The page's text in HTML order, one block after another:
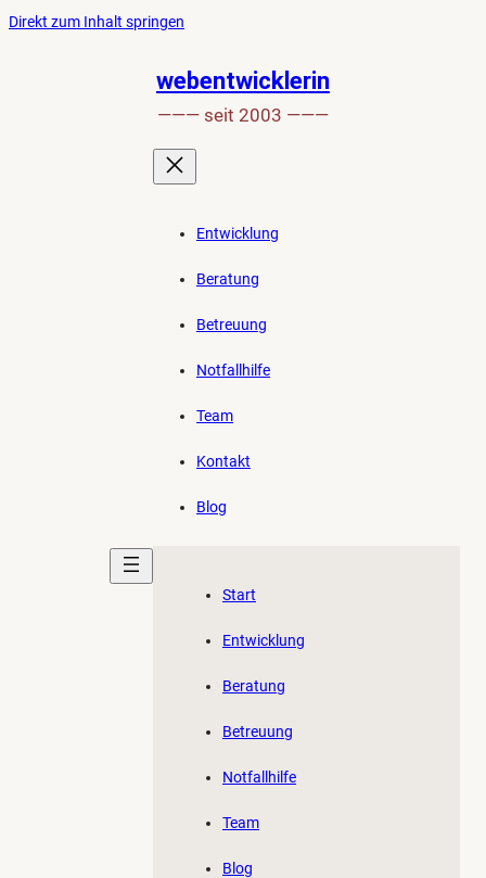
Direkt zum Inhalt springen
den
Anfang
der
Seite
springen
webentwicklerin
——— seit 2003 ———
Entwicklung
Beratung
Betreuung
Notfallhilfe
Team
Kontakt
Blog
Start
Entwicklung
Beratung
Betreuung
Notfallhilfe
Team
Blog